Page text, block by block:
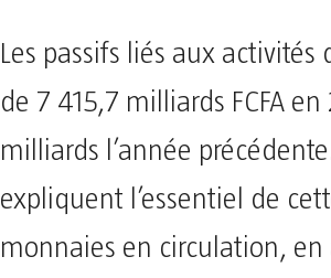
Les passifs liés aux activités
de 7 415,7 milliards FCFA
milliards l’année
expliquent l’essentiel de
monnaies en circulation,